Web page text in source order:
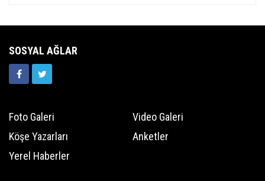
SOSYAL AĞLAR
Foto Galeri
Video Galeri
Köşe Yazarları
Anketler
Yerel Haberler